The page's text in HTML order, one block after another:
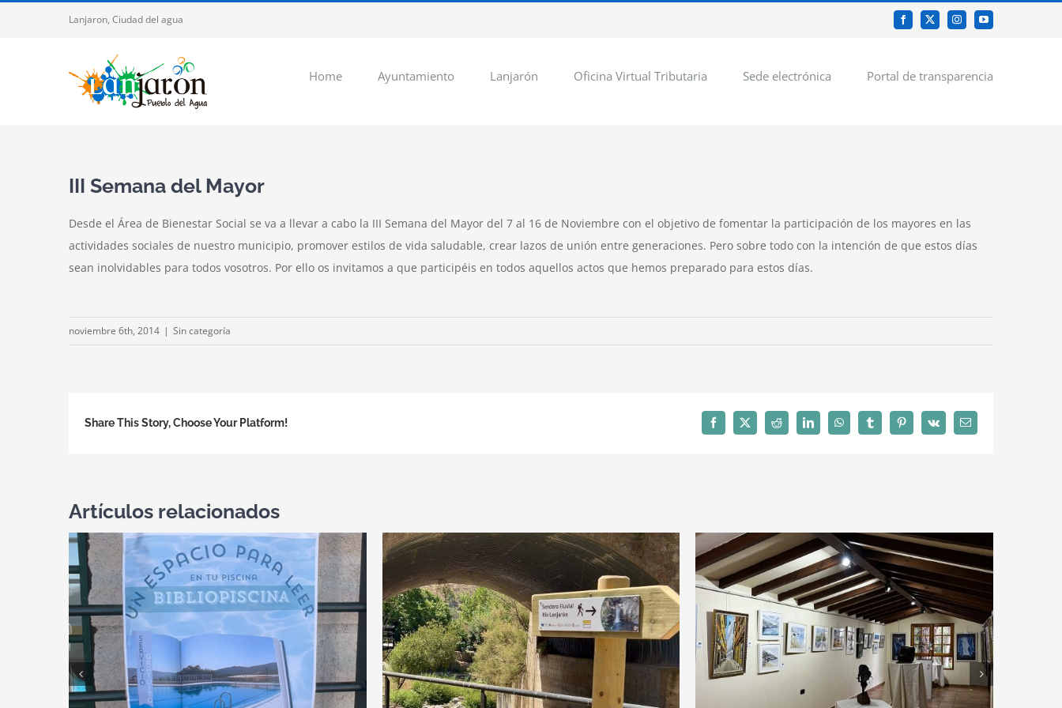
Lanjaron, Ciudad del agua Facebook
X InstagramYouTube
Home Ayuntamiento Lanjarón Oficina Virtual Tributaria Sede electrónica Portal de transparencia
III Semana del Mayor
Desde el Área de Bienestar Social se va a llevar a cabo la III Semana del Mayor del 7 al 16 de Noviembre con el objetivo de fomentar la participación de los mayores en las
actividades sociales de nuestro municipio, promover estilos de vida saludable, crear lazos de unión entre generaciones. Pero sobre todo con la intención de que estos días
sean inolvidables para todos vosotros. Por ello os invitamos a que participéis en todos aquellos actos que hemos preparado para estos días.
noviembre 6th, 2014 | Sin categoría
Share This Story, Choose Your Platform! Facebook
X Reddit LinkedInWhatsAppTumblrPinterest
Vk
Correo
electrónico
Artículos relacionados